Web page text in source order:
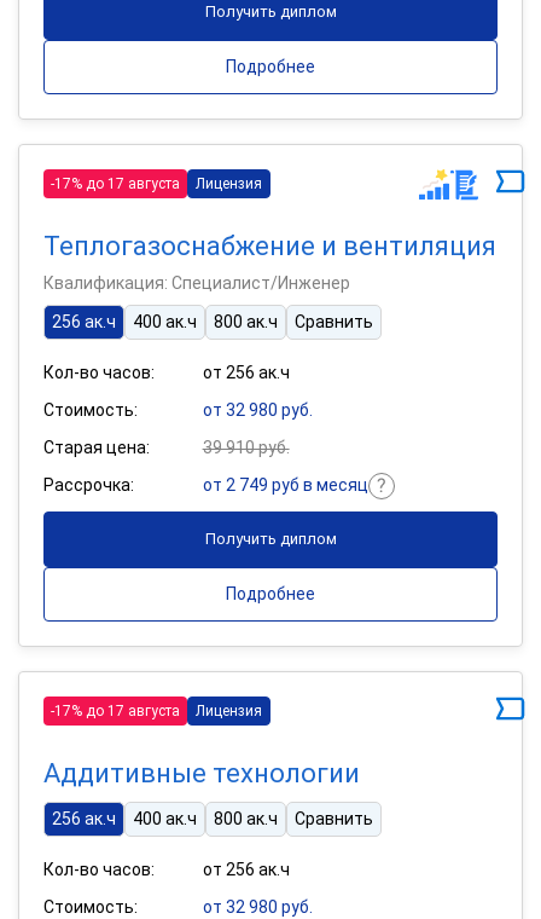
Получить диплом
Подробнее
-17% до 17 августа Лицензия
Теплогазоснабжение и вентиляция
Квалификация: Специалист/Инженер
256 ак.ч
400 ак.ч 800 ак.ч Сравнить
Кол-во часов:
от 256 ак.ч
Стоимость:
от 32 980 руб.
Старая цена:
39 910 руб.
Рассрочка:
от 2 749 руб в месяц
Получить диплом
Подробнее
-17% до 17 августа Лицензия
Аддитивные технологии
256 ак.ч 400 ак.ч 800 ак.ч Сравнить
Кол-во часов:
от 256 ак.ч
Стоимость:
от 32 980 руб.